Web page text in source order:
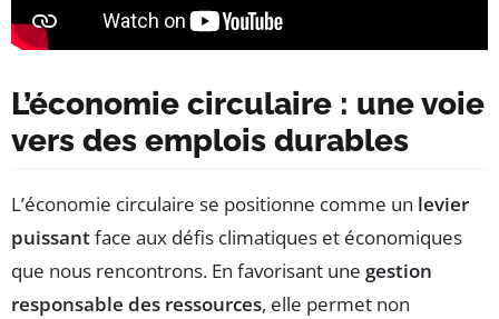
L’économie circulaire : une voie
vers des emplois durables
L’économie circulaire se positionne comme un levier
puissantface aux défis climatiques et économiques
que nous rencontrons. En favorisant une gestion
responsable des ressources, elle permet non